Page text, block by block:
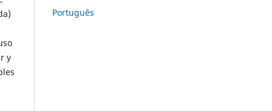
y
Português